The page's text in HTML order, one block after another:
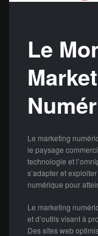
Le
Le marketing
le paysage
technologie et
s’adapter et
numérique pour
Le marketing
et d’outils visant à
Des sites web